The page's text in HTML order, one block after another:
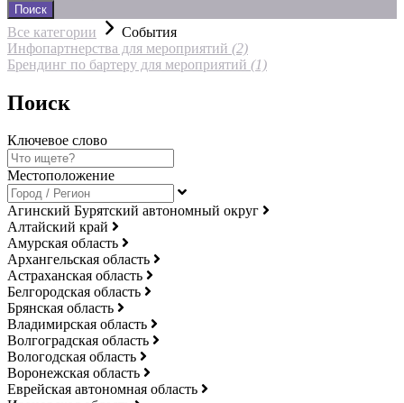
Поиск
Все категории
События
Инфопартнерства для мероприятий (2)
Брендинг по бартеру для мероприятий (1)
Поиск
Ключевое слово
Местоположение
Агинский Бурятский автономный округ
Алтайский край
Амурская область
Архангельская область
Астраханская область
Белгородская область
Брянская область
Владимирская область
Волгоградская область
Вологодская область
Воронежская область
Еврейская автономная область